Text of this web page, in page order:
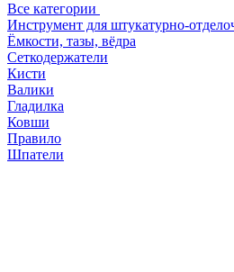
Все категории
Инструмент для штукатурно-
Ёмкости, тазы, вёдра
Сеткодержатели
Кисти
Валики
Гладилка
Ковши
Правило
Шпатели